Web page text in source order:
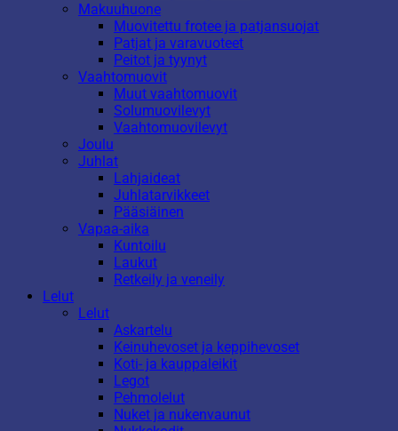
Makuuhuone
Muovitettu frotee ja patjansuojat
Patjat ja varavuoteet
Peitot ja tyynyt
Vaahtomuovit
Muut vaahtomuovit
Solumuovilevyt
Vaahtomuovilevyt
Joulu
Juhlat
Lahjaideat
Juhlatarvikkeet
Pääsiäinen
Vapaa-aika
Kuntoilu
Laukut
Retkeily ja veneily
Lelut
Lelut
Askartelu
Keinuhevoset ja keppihevoset
Koti- ja kauppaleikit
Legot
Pehmolelut
Nuket ja nukenvaunut